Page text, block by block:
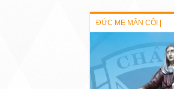
ĐỨC MẸ MÂN CÔI |